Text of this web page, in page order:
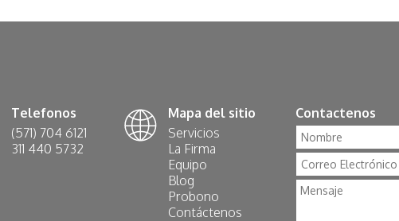
Telefonos
(571) 704 6121
311 440 5732
Mapa del sitio
Servicios
La Firma
Equipo
Blog
Probono
Contáctenos
Contactenos